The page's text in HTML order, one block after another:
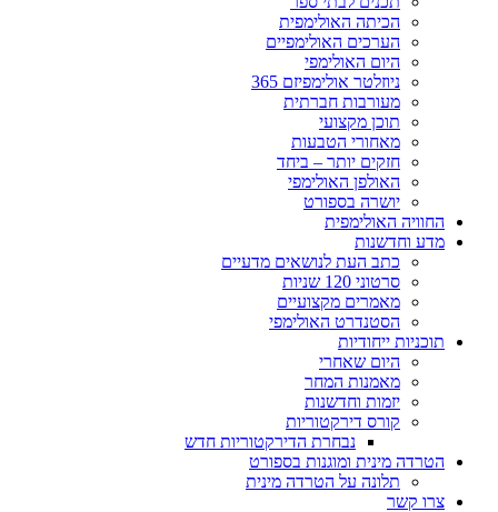
הכיתה האולימפית
הערכים האולימפיים
היום האולימפי
ניוזלטר אולימפיזם 365
מעורבות חברתית
תוכן מקצועי
מאחורי הטבעות
חזקים יותר – ביחד
האולפן האולימפי
יושרה בספורט
החוויה האולימפית
מדע וחדשנות
כתב העת לנושאים מדעיים
סרטוני 120 שניות
מאמרים מקצועיים
הסטנדרט האולימפי
תוכניות ייחודיות
היום שאחרי
מאמנות המחר
יזמות וחדשנות
קורס דירקטוריות
נבחרת הדירקטוריות חדש
הטרדה מינית ומוגנות בספורט
תלונה על הטרדה מינית
צרו קשר